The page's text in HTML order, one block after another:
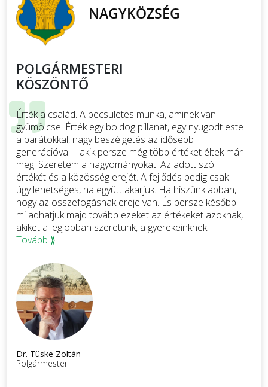
POLGÁRMESTERI
KÖSZÖNTŐ
Érték a család. A becsületes munka, aminek van
gyümölcse. Érték egy boldog pillanat, egy nyugodt este
a barátokkal, nagy beszélgetés az idősebb
generációval – akik persze még több értéket éltek már
meg. Szeretem a hagyományokat. Az adott szó
értékét és a közösség erejét. A fejlődés pedig csak
úgy lehetséges, ha együtt akarjuk. Ha hiszünk abban,
hogy az összefogásnak ereje van. És persze később
mi adhatjuk majd tovább ezeket az értékeket azoknak,
akiket a legjobban szeretünk, a gyerekeinknek.
Tovább ⟫
Dr. Tüske Zoltán
Polgármester